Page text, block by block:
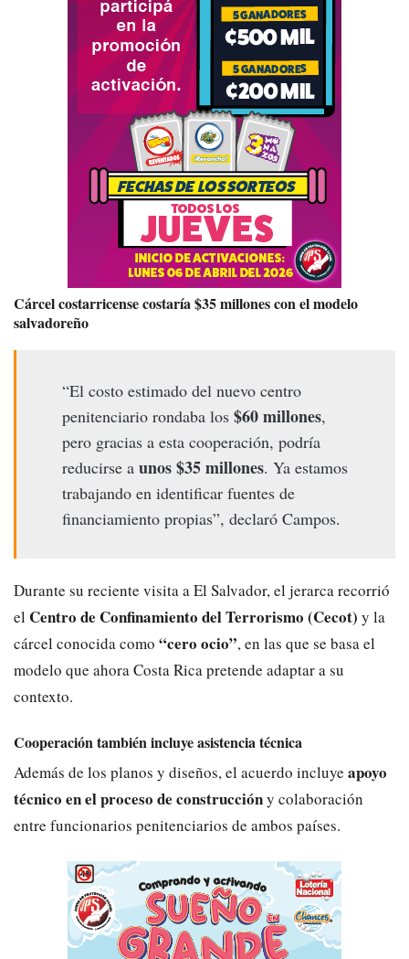
Cárcel costarricense costaría $35 millones con el modelo
salvadoreño
“El costo estimado del nuevo centro
penitenciario rondaba los $60 millones,
pero gracias a esta cooperación, podría
reducirse a unos $35 millones. Ya estamos
trabajando en identificar fuentes de
financiamiento propias”, declaró Campos.
Durante su reciente visita a El Salvador, el jerarca recorrió
el Centro de Confinamiento del Terrorismo (Cecot) y la
cárcel conocida como “cero ocio”, en las que se basa el
modelo que ahora Costa Rica pretende adaptar a su
contexto.
Cooperación también incluye asistencia técnica
Además de los planos y diseños, el acuerdo incluye apoyo
técnico en el proceso de construccióny colaboración
entre funcionarios penitenciarios de ambos países.